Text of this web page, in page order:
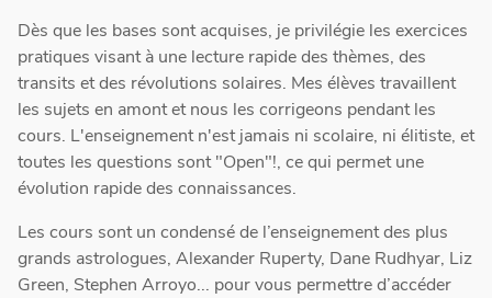
Dès que les bases sont acquises, je privilégie les exercices
pratiques visant à une lecture rapide des thèmes, des
transits et des révolutions solaires. Mes élèves travaillent
les sujets en amont et nous les corrigeons pendant les
cours. L'enseignement n'est jamais ni scolaire, ni élitiste, et
toutes les questions sont "Open"!, ce qui permet une
évolution rapide des connaissances.
Les cours sont un condensé de l’enseignement des plus
grands astrologues, Alexander Ruperty, Dane Rudhyar, Liz
Green, Stephen Arroyo... pour vous permettre d’accéder